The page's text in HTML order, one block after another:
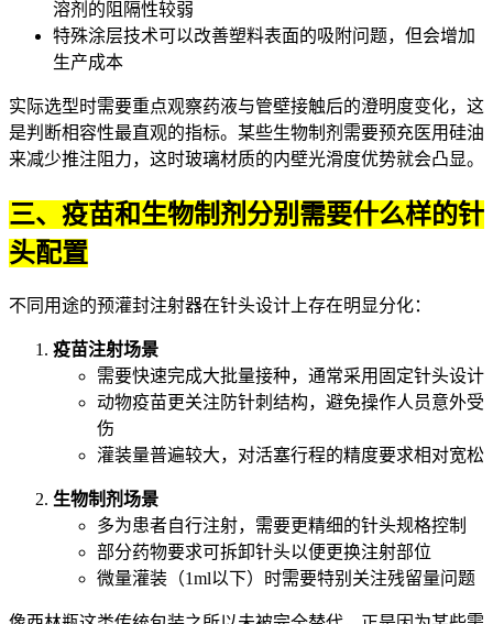
溶剂的阻隔性较弱
特殊涂层技术可以改善塑料表面的吸附问题，但会增加
生产成本
实际选型时需要重点观察药液与管壁接触后的澄明度变化，这
是判断相容性最直观的指标。某些生物制剂需要预充医用硅油
来减少推注阻力，这时玻璃材质的内壁光滑度优势就会凸显。
三、疫苗和生物制剂分别需要什么样的针
头配置
不同用途的预灌封注射器在针头设计上存在明显分化：
疫苗注射场景
需要快速完成大批量接种，通常采用固定针头设计
动物疫苗更关注防针刺结构，避免操作人员意外受
伤
灌装量普遍较大，对活塞行程的精度要求相对宽松
生物制剂场景
多为患者自行注射，需要更精细的针头规格控制
部分药物要求可拆卸针头以便更换注射部位
微量灌装（1ml以下）时需要特别关注残留量问题